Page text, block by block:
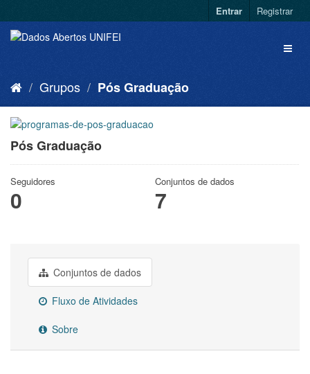
Entrar Registrar
Grupos Pós Graduação
Pós Graduação
Seguidores
0
Conjuntos de dados
7
Conjuntos de dados
Fluxo de Atividades
Sobre